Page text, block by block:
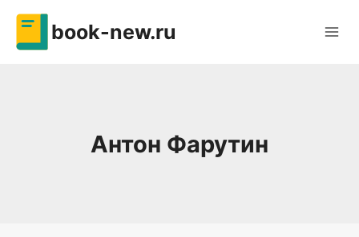
Перейти
содержимому
book-new.ru
Антон Фарутин